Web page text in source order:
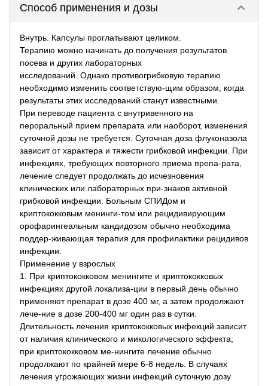
Способ применения и дозы keyboard_arrow_down
Внутрь. Капсулы проглатывают целиком.
Терапию можно начинать до получения результатов
посева и других лабораторных
исследований. Однако противогрибковую терапию
необходимо изменить соответствую-щим образом, когда
результаты этих исследований станут известными.
При переводе пациента с внутривенного на
пероральный прием препарата или наоборот, изменения
суточной дозы не требуется. Суточная доза флуконазола
зависит от характера и тяжести грибковой инфекции. При
инфекциях, требующих повторного приема препа-рата,
лечение следует продолжать до исчезновения
клинических или лабораторных при-знаков активной
грибковой инфекции. Больным СПИДом и
криптококковым менинги-том или рецидивирующим
орофарингеальным кандидозом обычно необходима
поддер-живающая терапия для профилактики рецидивов
инфекции.
Применение у взрослых
1. При криптококковом менингите и криптококковых
инфекциях другой локализа-ции в первый день обычно
применяют препарат в дозе 400 мг, а затем продолжают
лече-ние в дозе 200-400 мг один раз в сутки.
Длительность лечения криптококковых инфекций зависит
от наличия клинического и микологического эффекта;
при криптококковом ме-нингите лечение обычно
продолжают по крайней мере 6-8 недель. В случаях
лечения угрожающих жизни инфекций суточную дозу